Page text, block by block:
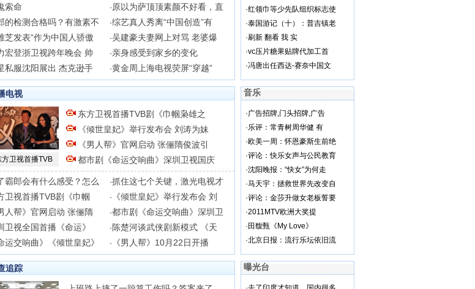
索命 · 原以为萨顶顶素颜不好看，直
的检测合格吗？有激素不 ·综艺真人秀离“中国创造”有
芝发表“作为中国人骄傲 ·吴建豪夫妻网上对骂 老婆爆
宏登浙卫视跨年晚会 帅 ·亲身感受到家乡的变化
私服沈阳展出 杰克逊手 ·黄金周上海电视荧屏“穿越”
·红领巾等少先队组织标志使
·泰国游记（十）：普吉镇老
·刷新 翻看 我 实
·vc压片糖果贴牌代加工首
·冯唐出任西达-赛奈中国文
电视
方卫视首播TVB
东方卫视首播TVB剧《巾帼枭雄之
《倾世皇妃》举行发布会 刘涛为妹
《男人帮》官网启动 张俪隋俊波引
都市剧《命运交响曲》深圳卫视国庆
霸郎会有什么感受？怎么 ·抓住这七个关键，激光电视才
卫视首播TVB剧《巾帼 · 《倾世皇妃》举行发布会 刘
人帮》官网启动 张俪隋 ·都市剧《命运交响曲》深圳卫
卫视全国首播《命运》 · 陈楚河谈武侠剧新模式 《天
运交响曲》《倾世皇妃》 · 《男人帮》10月22日开播
音乐
·广告招牌,门头招牌,广告
·乐评：常青树周华健 有
·欧美一周：怀恩豪斯生前绝
·评论：快乐女声与公民教育
·沈阳晚报：“快女”为何走
·马天宇：拯救世界先改变自
·评论：金莎升做女老板誓要
·2011MTV欧洲大奖提
· 田馥甄《My Love》
·北京日报：流行乐坛依旧流
追踪 曝光台